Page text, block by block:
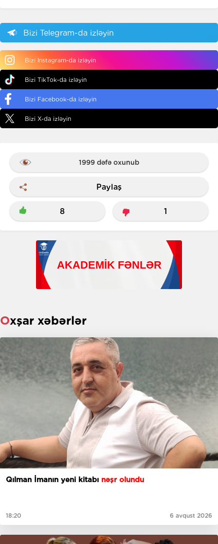
Bizi Telegram-da izləyin
Bizi Instagram-da izləyin
Bizi TikTok-da izləyin
Bizi Facebook-da izləyin
Bizi X-da izləyin
1999 dəfə oxunub
Paylaş
8 1
Oxşar xəbərlər
Qılman İmanın yeni kitabı nəşr olundu
18:20 6 avqust 2026